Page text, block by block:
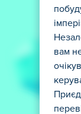
вам